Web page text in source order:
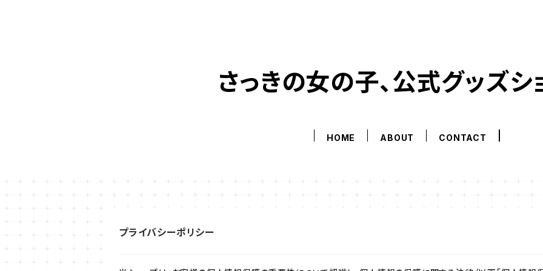
さっきの女の子、公式グッズシ
HOME ABOUT CONTACT
プライバシーポリシー